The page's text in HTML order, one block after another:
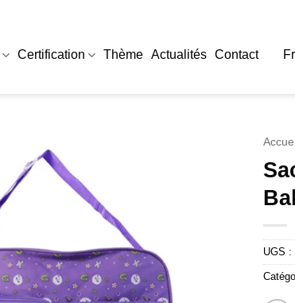
Certification Thème Actualités Contact
UGS :